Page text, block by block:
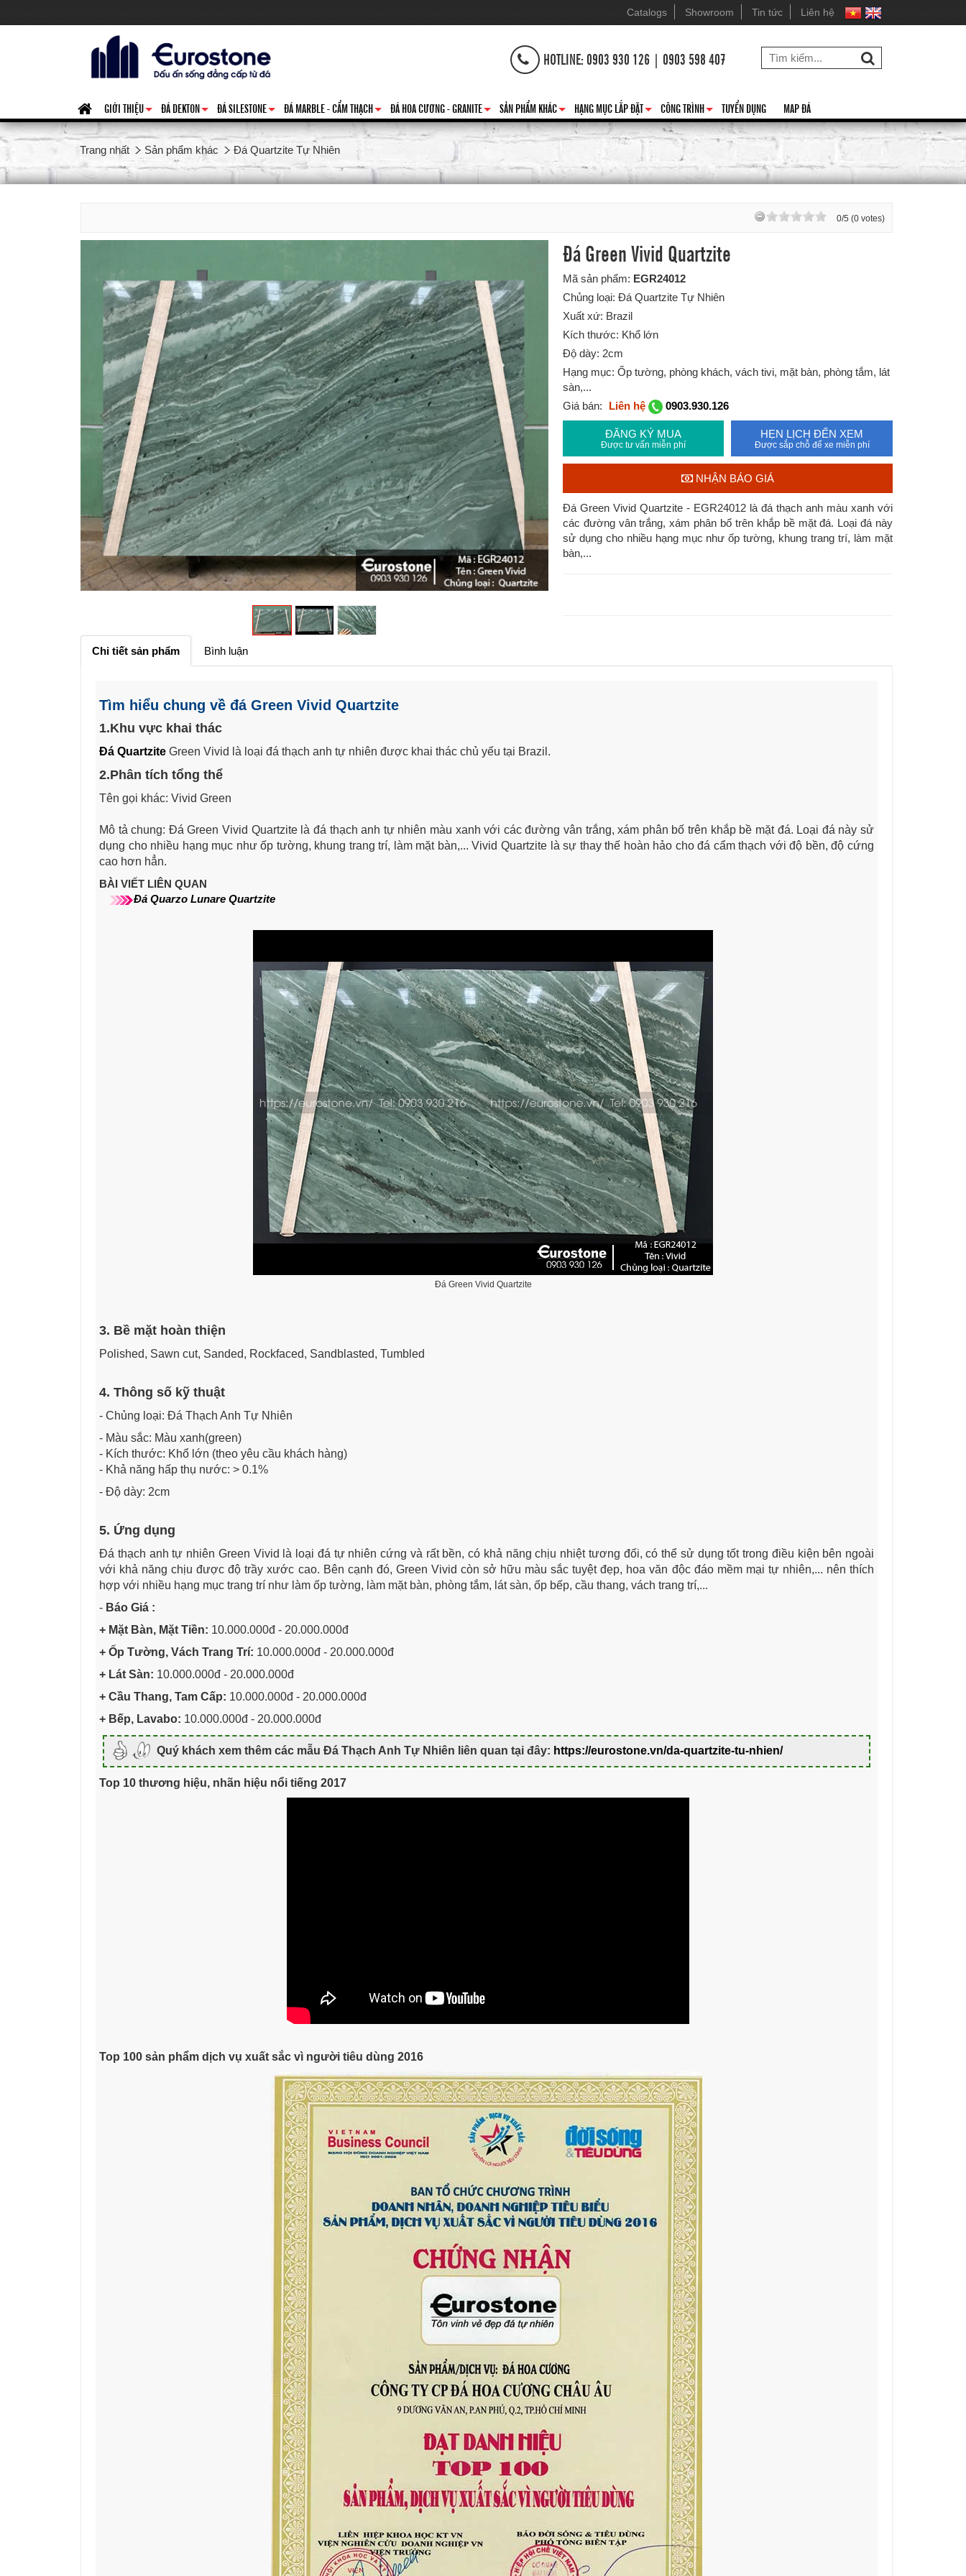
Catalogs Showroom Tin tức Liên hệ
HOTLINE: 0903 930 126 | 0903 598 407
+
GIỚI THIỆU
+
ĐÁ DEKTON
+
ĐÁ SILESTONE
+
ĐÁ MARBLE - CẨM THẠCH
+
ĐÁ HOA CƯƠNG - GRANITE
+
SẢN PHẨM KHÁC
+
HẠNG MỤC LẮP ĐẶT
+
CÔNG TRÌNH TUYỂN DỤNG MAP ĐÁ
Trang nhất Sản phẩm khác Đá Quartzite Tự Nhiên
0/5 (0 votes)
Đá Green Vivid Quartzite
Mã sản phẩm: EGR24012
Chủng loại: Đá Quartzite Tự Nhiên
Xuất xứ: Brazil
Kích thước: Khổ lớn
Độ dày: 2cm
Hạng mục: Ốp tường, phòng khách, vách tivi, mặt bàn, phòng tắm, lát
sàn,...
Giá bán:
Liên hệ 0903.930.126
ĐĂNG KÝ MUA
Được tư vấn miễn phí
HẸN LỊCH ĐẾN XEM
Được sắp chỗ để xe miễn phí
NHẬN BÁO GIÁ
Đá Green Vivid Quartzite - EGR24012 là đá thạch anh màu xanh với
các đường vân trắng, xám phân bố trên khắp bề mặt đá. Loại đá này
sử dụng cho nhiều hạng mục như ốp tường, khung trang trí, làm mặt
bàn,...
Chi tiết sản phẩm Bình luận
Tìm hiểu chung về đá Green Vivid Quartzite
1.Khu vực khai thác
Đá Quartzite Green Vivid là loại đá thạch anh tự nhiên được khai thác chủ yếu tại Brazil.
2.Phân tích tổng thể
Tên gọi khác: Vivid Green
Mô tả chung: Đá Green Vivid Quartzite là đá thạch anh tự nhiên màu xanh với các đường vân trắng, xám phân bố trên khắp bề mặt đá. Loại đá này sử
dụng cho nhiều hạng mục như ốp tường, khung trang trí, làm mặt bàn,... Vivid Quartzite là sự thay thế hoàn hảo cho đá cẩm thạch với độ bền, độ cứng
cao hơn hẳn.
BÀI VIẾT LIÊN QUAN
Đá Quarzo Lunare Quartzite
Đá Green Vivid Quartzite
3. Bề mặt hoàn thiện
Polished, Sawn cut, Sanded, Rockfaced, Sandblasted, Tumbled
4. Thông số kỹ thuật
- Chủng loại: Đá Thạch Anh Tự Nhiên
- Màu sắc: Màu xanh(green)
- Kích thước: Khổ lớn (theo yêu cầu khách hàng)
- Khả năng hấp thụ nước: > 0.1%
- Độ dày: 2cm
5. Ứng dụng
Đá thạch anh tự nhiên Green Vivid là loại đá tự nhiên cứng và rất bền, có khả năng chịu nhiệt tương đối, có thể sử dụng tốt trong điều kiện bên ngoài
với khả năng chịu được độ trầy xước cao. Bên cạnh đó, Green Vivid còn sở hữu màu sắc tuyệt đẹp, hoa văn độc đáo mềm mại tự nhiên,... nên thích
hợp với nhiều hạng mục trang trí như làm ốp tường, làm mặt bàn, phòng tắm, lát sàn, ốp bếp, cầu thang, vách trang trí,...
- Báo Giá :
+ Mặt Bàn, Mặt Tiền: 10.000.000đ - 20.000.000đ
+ Ốp Tường, Vách Trang Trí: 10.000.000đ - 20.000.000đ
+ Lát Sàn: 10.000.000đ - 20.000.000đ
+ Cầu Thang, Tam Cấp: 10.000.000đ - 20.000.000đ
+ Bếp, Lavabo: 10.000.000đ - 20.000.000đ
Quý khách xem thêm các mẫu Đá Thạch Anh Tự Nhiên liên quan tại đây: https://eurostone.vn/da-quartzite-tu-nhien/
Top 10 thương hiệu, nhãn hiệu nổi tiếng 2017
Top 100 sản phẩm dịch vụ xuất sắc vì người tiêu dùng 2016